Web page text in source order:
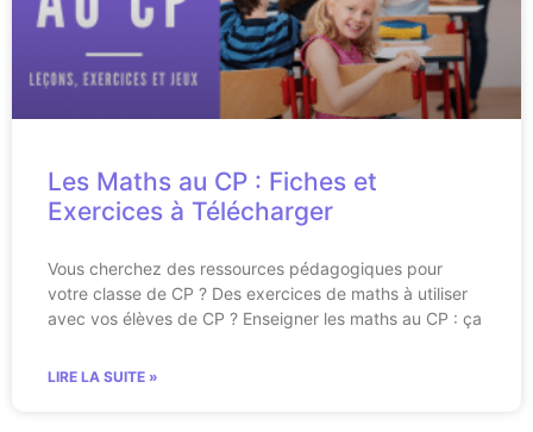
Les Maths au CP : Fiches et
Exercices à Télécharger
Vous cherchez des ressources pédagogiques pour
votre classe de CP ? Des exercices de maths à utiliser
avec vos élèves de CP ? Enseigner les maths au CP : ça
LIRE LA SUITE »